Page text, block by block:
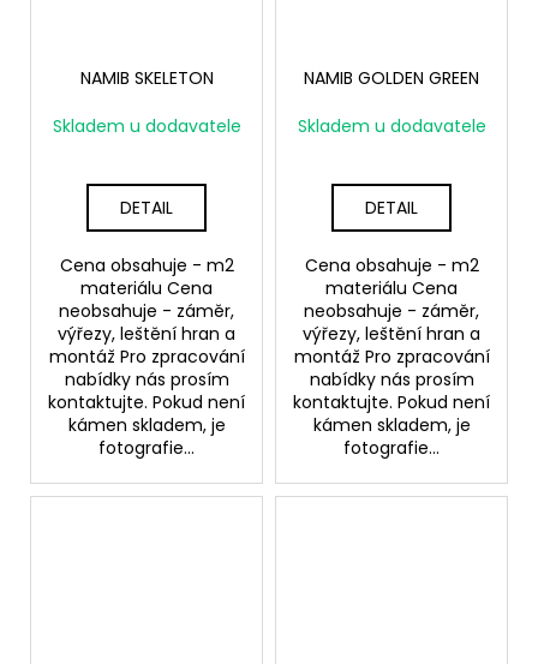
NAMIB SKELETON
Skladem u dodavatele
DETAIL
Cena obsahuje - m2
materiálu Cena
neobsahuje - záměr,
výřezy, leštění hran a
montáž Pro zpracování
nabídky nás prosím
kontaktujte. Pokud není
kámen skladem, je
fotografie...
NAMIB GOLDEN GREEN
Skladem u dodavatele
DETAIL
Cena obsahuje - m2
materiálu Cena
neobsahuje - záměr,
výřezy, leštění hran a
montáž Pro zpracování
nabídky nás prosím
kontaktujte. Pokud není
kámen skladem, je
fotografie...